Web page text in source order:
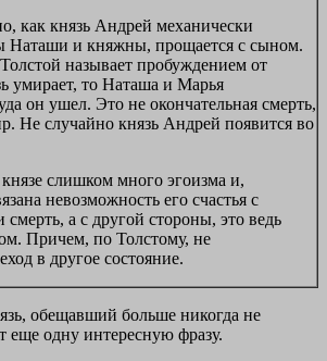
как князь Андрей механически
Наташи и княжны, прощается с сыном.
называет пробуждением от
умирает, то Наташа и Марья
он ушел. Это не окончательная смерть,
Не случайно князь Андрей появится во
слишком много эгоизма и,
невозможность его счастья с
а с другой стороны, это ведь
Причем, по Толстому, не
в другое состояние.
обещавший больше никогда не
еще одну интересную фразу.